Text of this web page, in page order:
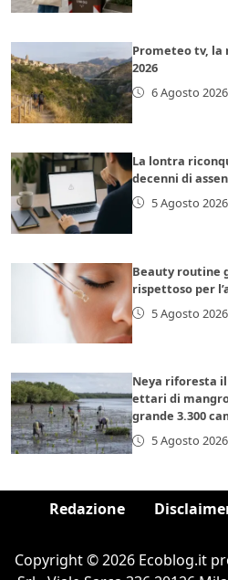
Prometeo tv, la
2026
6 Agosto 2026
La lontra
decenni di
5 Agosto 2026
Beauty routine
rispettoso per
5 Agosto 2026
Neya riforesta il
ettari di
grande 3.300
5 Agosto 2026
Redazione
Copyright © 2026 Ecoblog.it